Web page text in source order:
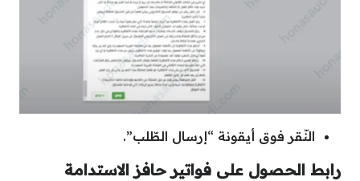
النّقر فوق أيقونة “إرسال الطّلب”.
رابط الحصول على فواتير حافز الاستدامة